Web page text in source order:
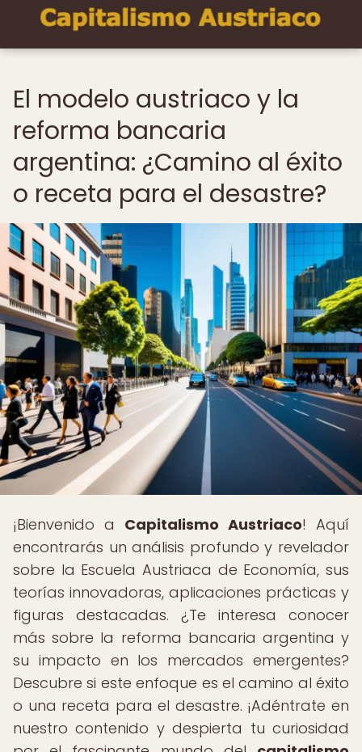
El modelo austriaco y la
reforma bancaria
argentina: ¿Camino al éxito
o receta para el desastre?
¡Bienvenido a Capitalismo Austriaco! Aquí
encontrarás un análisis profundo y revelador
sobre la Escuela Austriaca de Economía, sus
teorías innovadoras, aplicaciones prácticas y
figuras destacadas. ¿Te interesa conocer
más sobre la reforma bancaria argentina y
su impacto en los mercados emergentes?
Descubre si este enfoque es el camino al éxito
o una receta para el desastre. ¡Adéntrate en
nuestro contenido y despierta tu curiosidad